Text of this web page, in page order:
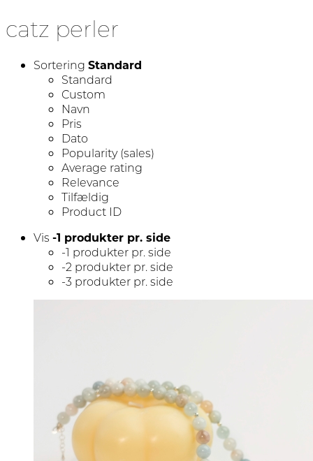
catz perler
Sortering Standard
Standard
Custom
Navn
Pris
Dato
Popularity (sales)
Average rating
Relevance
Tilfældig
Product ID
Vis -1 produkter pr. side
-1 produkter pr. side
-2 produkter pr. side
-3 produkter pr. side